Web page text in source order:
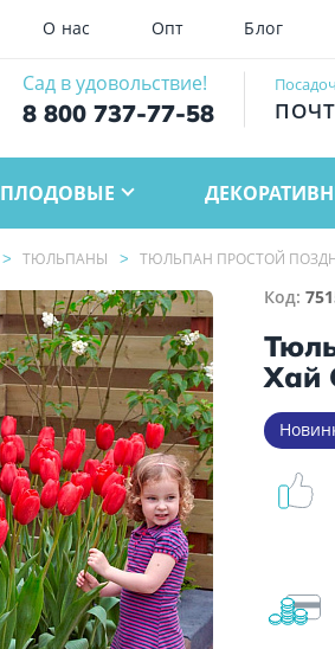
О нас Опт Блог
Сад в удовольствие!
8 800 737-77-58
ПЛОДОВЫЕ
ТЮЛЬПАНЫ ТЮЛЬПАН ПРОСТОЙ
Код:
Хай